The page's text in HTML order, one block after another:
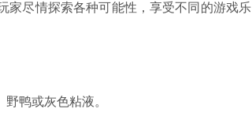
家尽情探索各种可能性，享受不同的游戏乐
鸭或灰色粘液。